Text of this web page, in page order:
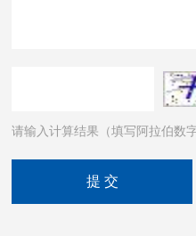
请输入计算结果（填写阿拉伯数